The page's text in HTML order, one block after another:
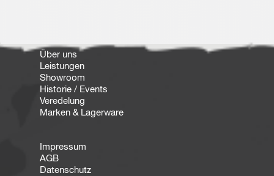
Über uns
Leistungen
Showroom
Historie / Events
Veredelung
Marken & Lagerware
Impressum
AGB
Datenschutz